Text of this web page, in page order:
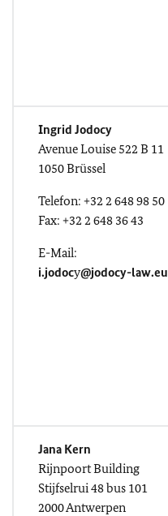
Ingrid Jodocy
Avenue Louise 522 B 11
1050 Brüssel
Telefon: +32 2 648 98 50
Fax: +32 2 648 36 43
E-Mail:
i.jodocy@jodocy-law.eu
Jana Kern
Rijnpoort Building
Stijfselrui 48 bus 101
2000 Antwerpen